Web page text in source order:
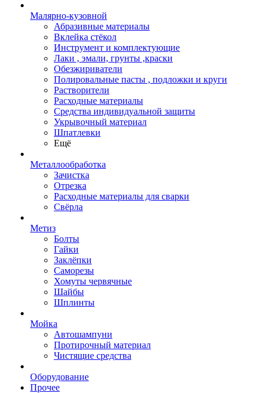
Малярно-кузовной
Абразивные материалы
Вклейка стёкол
Инструмент и комплектующие
Лаки , эмали, грунты ,краски
Обезжириватели
Полировальные пасты , подложки и круги
Растворители
Расходные материалы
Средства индивидуальной защиты
Укрывочный материал
Шпатлевки
Ещё
Металлообработка
Зачистка
Отрезка
Расходные материалы для сварки
Свёрла
Метиз
Болты
Гайки
Заклёпки
Саморезы
Хомуты червячные
Шайбы
Шплинты
Мойка
Автошампуни
Протирочный материал
Чистящие средства
Оборудование
Прочее